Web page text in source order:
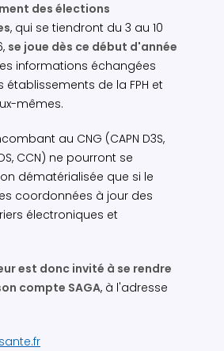
des élections
, qui se tiendront du 3 au 10
se joue dès ce début d'année
informations échangées
établissements de la FPH et
mêmes.
au CNG (CAPN D3S,
DS, CCN) ne pourront se
dématérialisée que si le
coordonnées à jour des
électroniques et
est donc invité à se rendre
compte SAGA, à l'adresse